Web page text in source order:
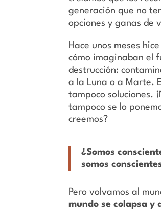
generación que no
opciones y ganas de
Hace unos meses
cómo imaginaban el
destrucción:
a la Luna o a Marte.
tampoco soluciones.
tampoco se lo
creemos?
¿Somos
somos
Pero volvamos al
mundo se colapsa y